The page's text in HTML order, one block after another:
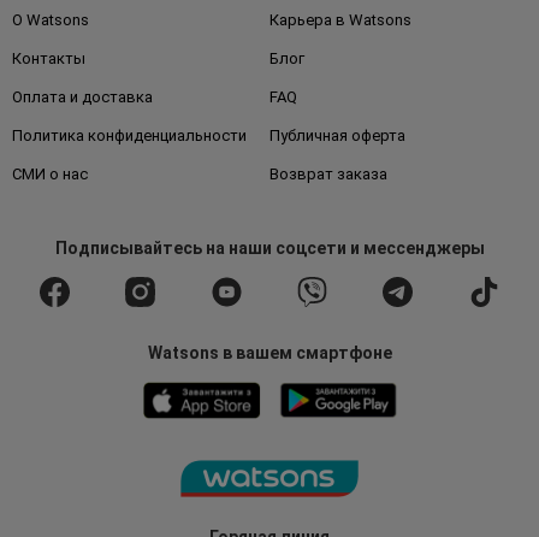
О Watsons Карьера в Watsons
Контакты Блог
Оплата и доставка FAQ
Политика конфиденциальности Публичная оферта
СМИ о нас Возврат заказа
Подписывайтесьна наши соцсети и мессенджеры
Watsons в вашем смартфоне